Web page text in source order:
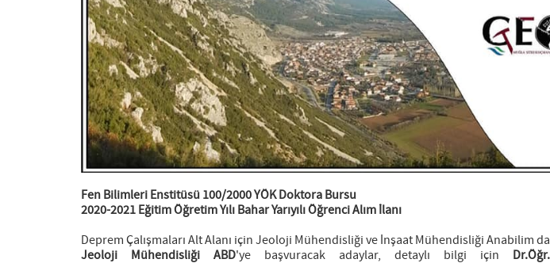
FenBilimleri Enstitüsü 100/2000 YÖK Doktora Bursu
2020-2021 Eğitim Öğretim Yılı Bahar Yarıyılı Öğrenci Alım İlanı
Deprem Çalışmaları Alt Alanı için Jeoloji Mühendisliği ve İnşaat Mühendisliği Anabilim
Jeoloji Mühendisliği ABD'ye başvuracak adaylar, detaylı bilgi için